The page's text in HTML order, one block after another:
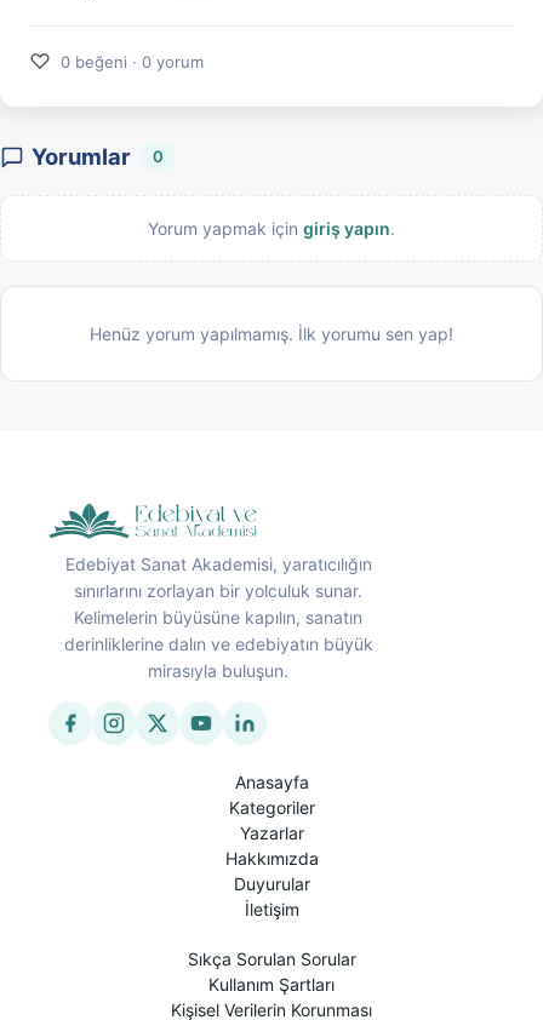
♡ 0 beğeni · 0 yorum
Yorumlar 0
Yorum yapmak için giriş yapın.
Henüz yorum yapılmamış. İlk yorumu sen yap!
Edebiyat Sanat Akademisi, yaratıcılığın
sınırlarını zorlayan bir yolculuk sunar.
Kelimelerin büyüsüne kapılın, sanatın
derinliklerine dalın ve edebiyatın büyük
mirasıyla buluşun.
Anasayfa
Kategoriler
Yazarlar
Hakkımızda
Duyurular
İletişim
Sıkça Sorulan Sorular
Kullanım Şartları
Kişisel Verilerin Korunması